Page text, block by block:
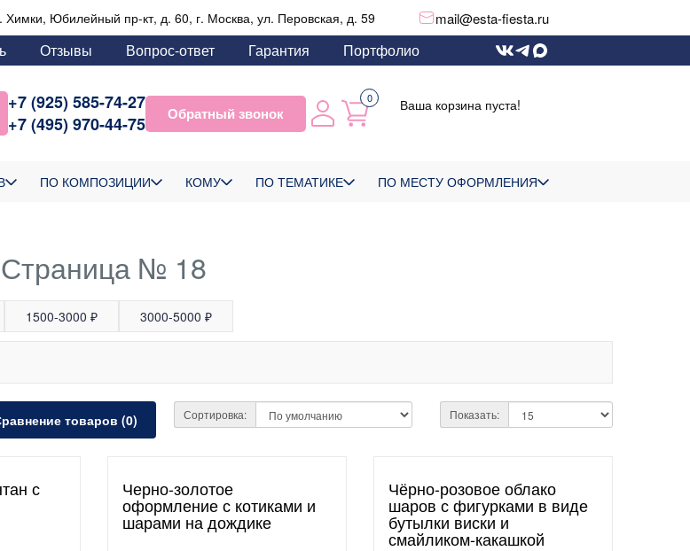
Химки, Юбилейный пр-кт, д. 60, г. Москва, ул. Перовская, д. 59 mail@esta-fiesta.ru
Отзывы Вопрос-ответ Гарантия Портфолио
+7 (925) 585-74-27
+7 (495) 970-44-75
Обратный звонок
0 Ваша корзина пуста!
ПО КОМПОЗИЦИИ КОМУ ПО ТЕМАТИКЕ ПО МЕСТУ ОФОРМЛЕНИЯ
Страница № 18
1500-3000 ₽ 3000-5000 ₽
товаров (0) Сортировка: Показать:
с Черно-золотое
оформление с котиками и
шарами на дождике
Чёрно-розовое облако
шаров с фигурками в виде
бутылки виски и
смайликом-какашкой